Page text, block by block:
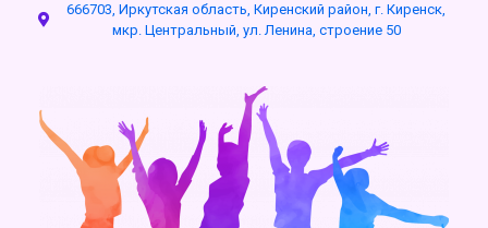
666703, Иркутская область, Киренский район, г. Киренск,
мкр. Центральный, ул. Ленина, строение 50